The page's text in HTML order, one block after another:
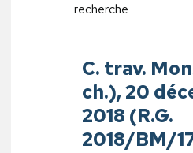
recherche
C. trav.
ch.), 20
2018 (R.G.
2018/BM/